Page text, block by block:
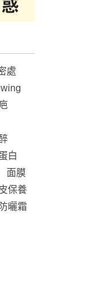
處
白
面膜
保養
防曬霜